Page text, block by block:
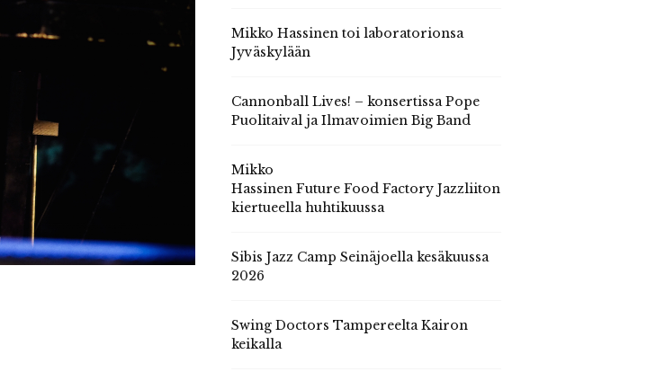
Mikko Hassinen toi laboratorionsa
Jyväskylään
Cannonball Lives! – konsertissa Pope
Puolitaival ja Ilmavoimien Big Band
Mikko
Hassinen Future Food Factory Jazzliiton
kiertueella huhtikuussa
Sibis Jazz Camp Seinäjoella kesäkuussa
2026
Swing Doctors Tampereelta Kairon
keikalla